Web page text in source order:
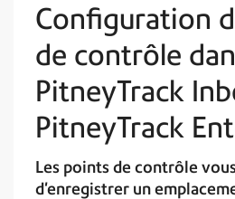
Configuration
de contrôle
PitneyTrack
PitneyTrack
Les points de contrôle
d'enregistrer un